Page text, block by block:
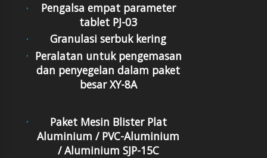
Pengalsa empat parameter
tablet PJ-03
Granulasi serbuk kering
Peralatan untuk pengemasan
dan penyegelan dalam paket
besar XY-8A
Paket Mesin Blister Plat
Aluminium / PVC-Aluminium
/ Aluminium SJP-15C